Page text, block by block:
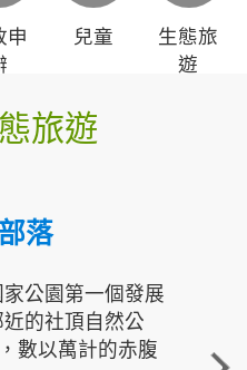
申
兒童
生態旅
遊
旅遊
落
公園第一個發展
的社頂自然公
數以萬計的赤腹
重